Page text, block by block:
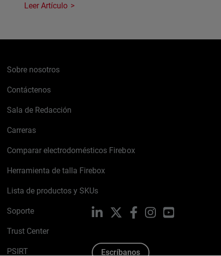
Leer Artículo
Sobre nosotros
Contáctenos
Sala de Redacción
Carreras
Comparar electrodomésticos Firebox
Herramienta de talla Firebox
Lista de productos y SKUs
Soporte
Trust Center
PSIRT
LinkedIn FacebookInstagramYouTube
Escríbanos